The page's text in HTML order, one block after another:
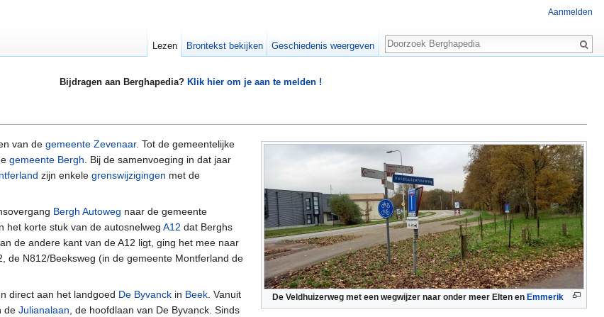
Bijdragen aan Berghapedia? Klik hier om je aan te melden !
De Veldhuizerweg met een wegwijzer naar onder meer Elten en Emmerik
van de gemeente Zevenaar. Tot de gemeentelijke
gemeente Bergh. Bij de samenvoeging in dat jaar
zijn enkele grenswijzigingen met de
Bergh Autoweg naar de gemeente
het korte stuk van de autosnelweg A12 dat Berghs
de andere kant van de A12 ligt, ging het mee naar
de N812/Beeksweg (in de gemeente Montferland de
direct aan het landgoed De Byvanck in Beek. Vanuit
de Julianalaan, de hoofdlaan van De Byvanck. Sinds
Aanmelden
Lezen Brontekst bekijken Geschiedenis weergeven
Zoeken